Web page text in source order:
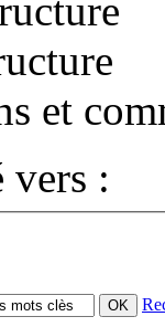
et
vers :